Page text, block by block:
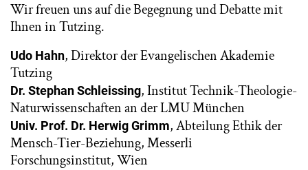
Wir freuen uns auf die Begegnung und Debatte mit
Ihnen in Tutzing.
Udo Hahn, Direktor der Evangelischen Akademie
Tutzing
Dr. Stephan Schleissing, Institut Technik-Theologie-
Naturwissenschaften an der LMU München
Univ. Prof. Dr. Herwig Grimm, Abteilung Ethik der
Mensch-Tier-Beziehung, Messerli
Forschungsinstitut, Wien